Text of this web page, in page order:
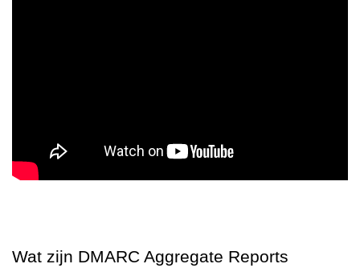
Wat zijn DMARC Aggregate Reports